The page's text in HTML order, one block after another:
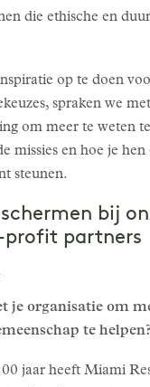
die ethische en
op te doen
spraken we
om meer te weten
missies en hoe je
steunen.
bij
profit partners
je organisatie om
te
jaar heeft Miami